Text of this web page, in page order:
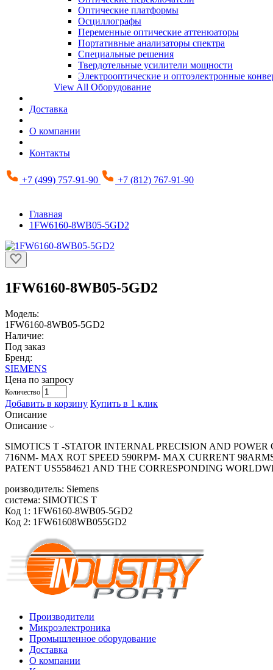
Оптические платформы
Осциллографы
Переменные оптические аттенюаторы
Портативные анализаторы спектра
Специальные решения
Твердотельные усилители мощности
Электрооптические и оптоэлектронные
View All Оборудование
Доставка
О компании
Контакты
+7 (499) 757-91-90 +7 (812) 767-91-90
Главная
1FW6160-8WB05-5GD2
1FW6160-8WB05-5GD2
Модель:
1FW6160-8WB05-5GD2
Наличие:
Под заказ
Бренд:
SIEMENS
Цена по запросу
Количество
Добавить в корзину Купить в 1 клик
Описание
Описание
SIMOTICS T -STATOR INTERNAL PRECISION AND
716NM- MAX ROT SPEED 590RPM- MAX CURRENT
PATENT US5584621 AND THE CORRESPONDING
роизводитель: Siemens
система: SIMOTICS T
Код 1: 1FW6160-8WB05-5GD2
Код 2: 1FW61608WB055GD2
Производители
Микроэлектроника
Промышленное оборудование
Доставка
О компании